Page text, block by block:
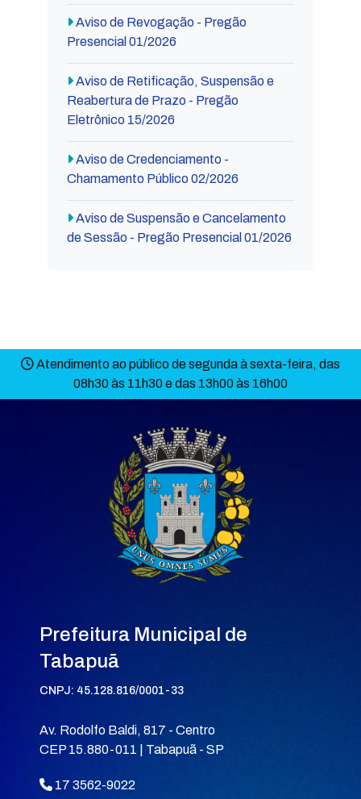
Aviso de Revogação - Pregão
Presencial 01/2026
Aviso de Retificação, Suspensão e
Reabertura de Prazo - Pregão
Eletrônico 15/2026
Aviso de Credenciamento -
Chamamento Público 02/2026
Aviso de Suspensão e Cancelamento
de Sessão - Pregão Presencial 01/2026
Atendimento ao público de segunda à sexta-feira, das
08h30 às 11h30 e das 13h00 às 16h00
Prefeitura Municipal de
Tabapuã
CNPJ: 45.128.816/0001-33
Av. Rodolfo Baldi, 817 - Centro
CEP 15.880-011 | Tabapuã - SP
17 3562-9022